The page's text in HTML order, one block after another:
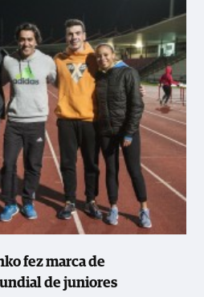
fez marca de
de juniores